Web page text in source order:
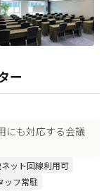
ー
にも対応する会議
ット回線利用可
ッフ常駐